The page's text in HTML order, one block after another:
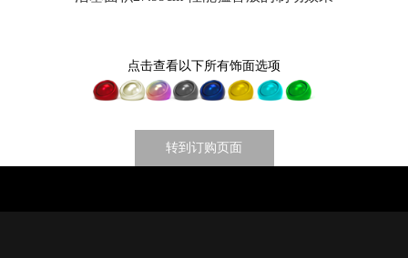
点击查看以下所有饰面选项
转到订购页面